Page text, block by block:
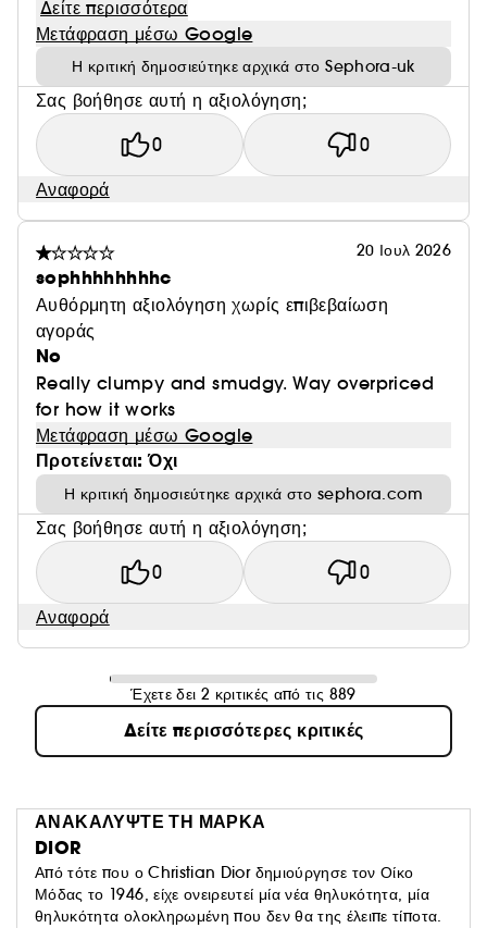
Δείτε περισσότερα
Μετάφραση μέσω Google
Η κριτική δημοσιεύτηκε αρχικά στο Sephora-uk
Σας βοήθησε αυτή η αξιολόγηση;
0 0
Αναφορά
20 Ιουλ 2026
sophhhhhhhhc
Αυθόρμητη αξιολόγηση χωρίς επιβεβαίωση
αγοράς
No
Really clumpy and smudgy. Way overpriced
for how it works
Μετάφραση μέσω Google
Προτείνεται: Όχι
Η κριτική δημοσιεύτηκε αρχικά στο sephora.com
Σας βοήθησε αυτή η αξιολόγηση;
0 0
Αναφορά
Έχετε δει 2 κριτικές από τις 889
Δείτε περισσότερες κριτικές
ΑΝΑΚΑΛΥΨΤΕ ΤΗ ΜΑΡΚΑ
DIOR
Από τότε που ο Christian Dior δημιούργησε τον Οίκο
Μόδας το 1946, είχε ονειρευτεί μία νέα θηλυκότητα, μία
θηλυκότητα ολοκληρωμένη που δεν θα της έλειπε τίποτα.